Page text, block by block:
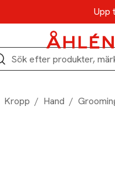
Upp
Kropp / Hand /